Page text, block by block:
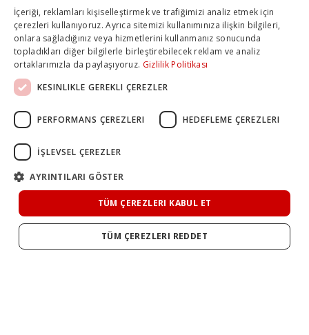
İçeriği, reklamları kişiselleştirmek ve trafiğimizi analiz etmek için
çerezleri kullanıyoruz. Ayrıca sitemizi kullanımınıza ilişkin bilgileri,
onlara sağladığınız veya hizmetlerini kullanmanız sonucunda
topladıkları diğer bilgilerle birleştirebilecek reklam ve analiz
ortaklarımızla da paylaşıyoruz. Gizlilik Politikası
KESINLIKLE GEREKLI ÇEREZLER
PERFORMANS ÇEREZLERI HEDEFLEME ÇEREZLERI
İŞLEVSEL ÇEREZLER
AYRINTILARI GÖSTER
TÜM ÇEREZLERI KABUL ET
TÜM ÇEREZLERI REDDET